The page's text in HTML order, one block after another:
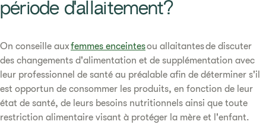
période d'allaitement?​
On conseille auxfemmes enceintesou allaitantes de discuter
des changements d'alimentation et de supplémentation avec
leur professionnel de santé au préalable afin de déterminer s'il
est opportun de consommer les produits, en fonction de leur
état de santé, de leurs besoins nutritionnels ainsi que toute
restriction alimentaire visant à protéger la mère et l'enfant.